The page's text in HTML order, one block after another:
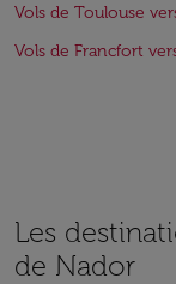
Vols de Toulouse
Vols de Francfort
Les
de Nador